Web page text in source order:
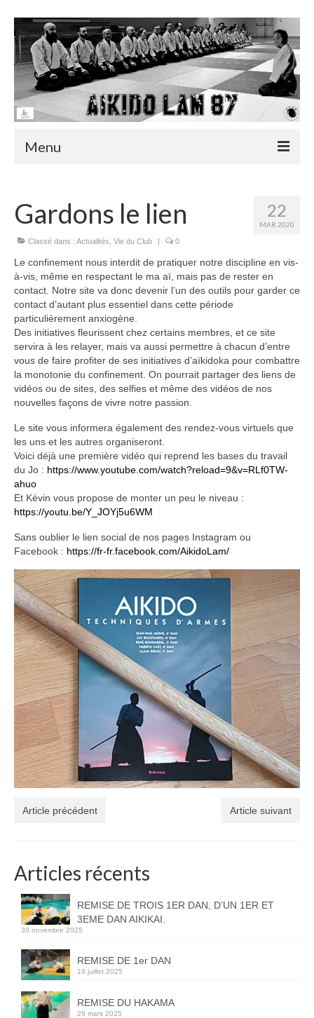
Menu
Actualités
Infos utiles
Albums
Vidéos
Infos pratiques
22
MAR 2020
Gardons le lien
Classé dans : Actualités, Vie du Club 0
Le confinement nous interdit de pratiquer notre discipline en vis-
à-vis, même en respectant le ma aï, mais pas de rester en
contact. Notre site va donc devenir l’un des outils pour garder ce
contact d’autant plus essentiel dans cette période
particulièrement anxiogène.
Des initiatives fleurissent chez certains membres, et ce site
servira à les relayer, mais va aussi permettre à chacun d’entre
vous de faire profiter de ses initiatives d’aïkidoka pour combattre
la monotonie du confinement. On pourrait partager des liens de
vidéos ou de sites, des selfies et même des vidéos de nos
nouvelles façons de vivre notre passion.
Le site vous informera également des rendez-vous virtuels que
les uns et les autres organiseront.
Voici déjà une première vidéo qui reprend les bases du travail
du Jo : https://www.youtube.com/watch?reload=9&v=RLf0TW-
ahuo
Et Kévin vous propose de monter un peu le niveau :
https://youtu.be/Y_JOYj5u6WM
Sans oublier le lien social de nos pages Instagram ou
Facebook : https://fr-fr.facebook.com/AikidoLam/
Article précédent Article suivant
Articles récents
REMISE DE TROIS 1ER DAN, D’UN 1ER ET
3EME DAN AIKIKAI.
30 novembre 2025
REMISE DE 1er DAN
19 juillet 2025
REMISE DU HAKAMA
29 mars 2025